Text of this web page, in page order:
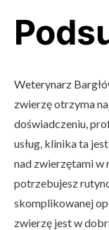
Weterynarz
zwierzę otrzyma
doświadczeniu,
usług, klinika ta
nad zwierzętami w
potrzebujesz
skomplikowanej
zwierzę jest w